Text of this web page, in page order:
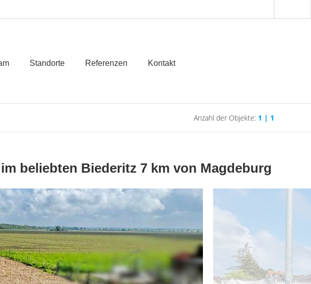
Standorte Referenzen Kontakt
Anzahl der Objekte: 1 | 1
beliebten Biederitz 7 km von Magdeburg